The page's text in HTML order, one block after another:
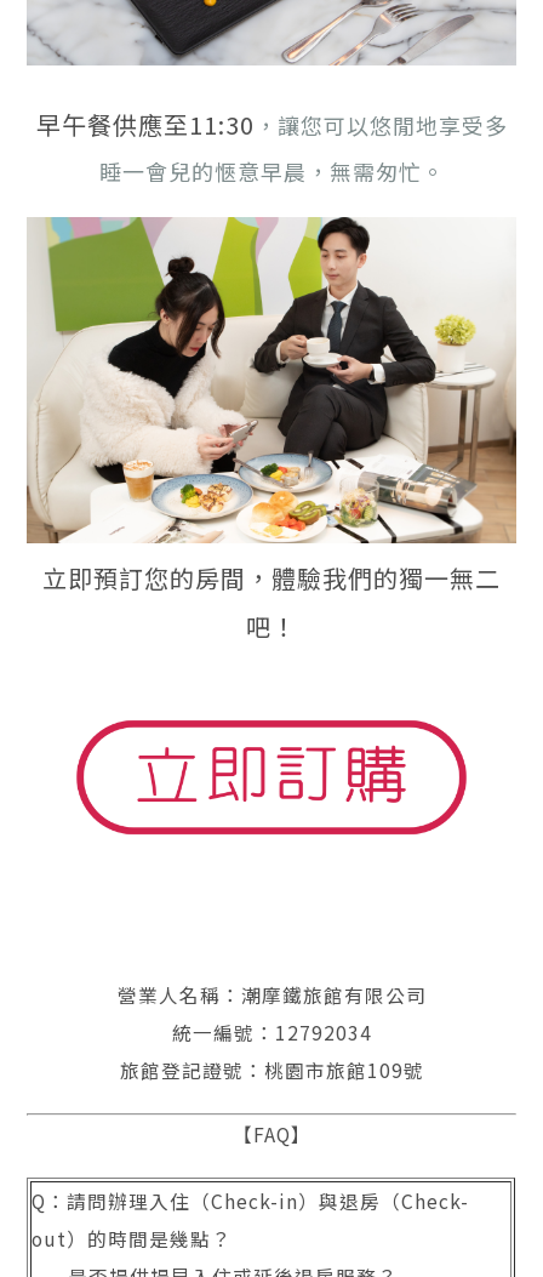
早午餐供應至11:30 ，讓您可以悠閒地享受多
睡一會兒的愜意早晨，無需匆忙。
立即預訂您的房間，體驗我們的獨一無二
吧！
營業人名稱：潮摩鐵旅館有限公司
統一編號：12792034
旅館登記證號：桃園市旅館109號
【FAQ】
Q：請問辦理入住（Check-in）與退房（Check-
out）的時間是幾點？